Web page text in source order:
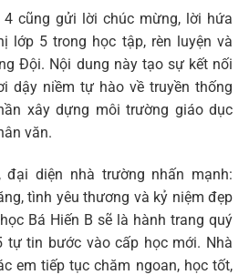
cũng gửi lời chúc mừng, lời hứa
lớp 5 trong học tập, rèn luyện và
Đội. Nội dung này tạo sự kết nối
dậy niềm tự hào về truyền thống
xây dựng môi trường giáo dục
văn.
đại diện nhà trường nhấn mạnh:
tình yêu thương và kỷ niệm đẹp
Bá Hiến B sẽ là hành trang quý
tự tin bước vào cấp học mới. Nhà
em tiếp tục chăm ngoan, học tốt,